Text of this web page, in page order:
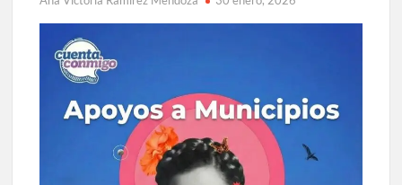
Amplía Biblioteca Central “Carlos Montemayor”
actividades gratuitas para este mes de julio